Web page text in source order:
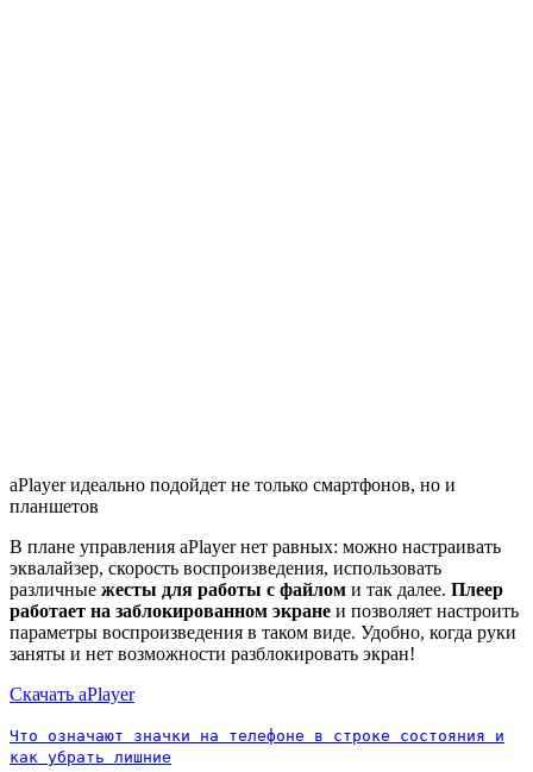
aPlayer идеально подойдет не только смартфонов, но и
планшетов
В плане управления aPlayer нет равных: можно настраивать
эквалайзер, скорость воспроизведения, использовать
различные жесты для работы с файлом и так далее. Плеер
работает на заблокированном экране и позволяет настроить
параметры воспроизведения в таком виде. Удобно, когда руки
заняты и нет возможности разблокировать экран!
Скачать aPlayer
Что означают значки на телефоне в строке состояния и
как убрать лишние